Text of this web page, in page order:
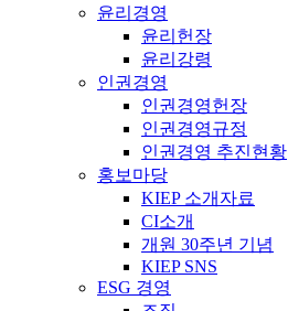
윤리경영
윤리헌장
윤리강령
인권경영
인권경영헌장
인권경영규정
인권경영 추진현황
홍보마당
KIEP 소개자료
CI소개
개원 30주년 기념
KIEP SNS
ESG 경영